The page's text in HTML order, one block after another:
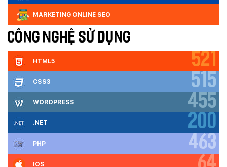
MARKETING ONLINE SEO
CÔNG NGHỆ SỬ DỤNG
HTML5 521
CSS3 515
WORDPRESS 455
.NET 200
PHP 463
IOS